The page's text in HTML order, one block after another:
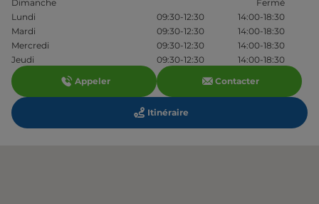
Dimanche
Fermé
Lundi
09:30-12:30
14:00-18:30
Mardi
09:30-12:30
14:00-18:30
Mercredi
09:30-12:30
14:00-18:30
Jeudi
09:30-12:30
14:00-18:30
Appeler
Contacter
Itinéraire